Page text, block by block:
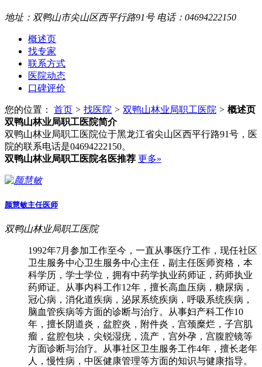
地址：双鸭山市尖山区西平行路91号 电话：04694222150
概述页
找专家
联系方式
医院动态
口碑评价
您的位置： 首页 > 找医院 > 双鸭山林业局职工医院 > 概述页
双鸭山林业局职工医院简介
双鸭山林业局职工医院位于黑龙江省尖山区西平行路91号，医
院的联系电话是04694222150。
双鸭山林业局职工医院名医推荐 更多»
颜慧敏主任医师
双鸭山林业局职工医院
1992年7月参加工作至今，一直从事医疗工作，现任社区
卫生服务中心卫生服务中心主任，副主任医师资格，本
科学历，学士学位，拥有中药学执业药师证，药师执业
药师证。从事内科工作12年，擅长高血压病，糖尿病，
冠心病，消化道疾病，泌尿系统疾病，呼吸系统疾病，
脑血管疾病等方面的诊断与治疗。从事妇产科工作10
年，擅长阴道炎，盆腔炎，附件炎，宫颈糜烂，子宫肌
瘤，盆腔包块，尖锐湿疣，流产，宫外孕，宫腹腔镜等
方面诊断与治疗。从事社区卫生服务工作4年，擅长老年
人，慢性病，中医健康管理等方面的知识与健康指导。